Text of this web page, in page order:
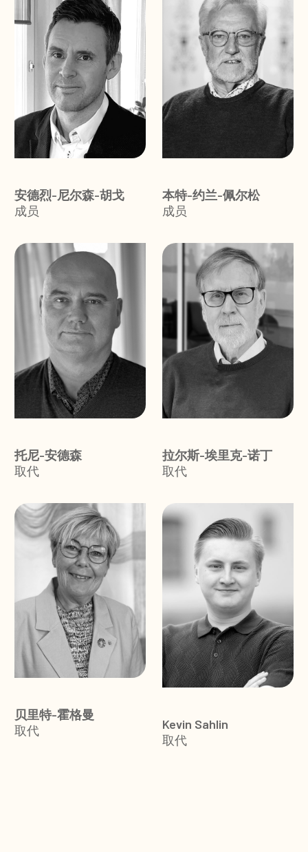
安德烈-尼尔森-胡戈
成员
本特-约兰-佩尔松
成员
托尼-安德森
取代
拉尔斯-埃里克-诺丁
取代
贝里特-霍格曼
取代
Kevin Sahlin
取代